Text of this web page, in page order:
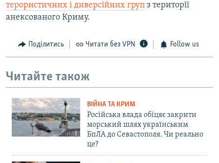
терористичних і диверсійних груп з території
анексованого Криму.
Поділитись Читати без VPN Follow us
Читайте також
ВІЙНА ТА КРИМ
Російська влада обіцяє закрити
морський шлях українським
БпЛА до Севастополя. Чи реально
це?